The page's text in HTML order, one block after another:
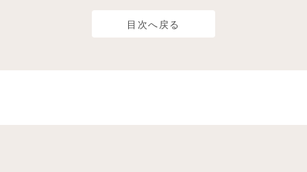
目次へ戻る